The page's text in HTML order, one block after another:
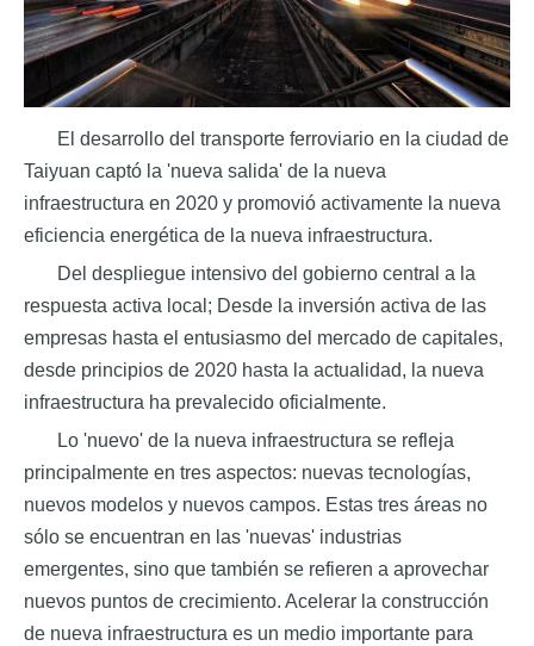
El desarrollo del transporte ferroviario en la ciudad de
Taiyuan captó la 'nueva salida' de la nueva
infraestructura en 2020 y promovió activamente la nueva
eficiencia energética de la nueva infraestructura.
Del despliegue intensivo del gobierno central a la
respuesta activa local; Desde la inversión activa de las
empresas hasta el entusiasmo del mercado de capitales,
desde principios de 2020 hasta la actualidad, la nueva
infraestructura ha prevalecido oficialmente.
Lo 'nuevo' de la nueva infraestructura se refleja
principalmente en tres aspectos: nuevas tecnologías,
nuevos modelos y nuevos campos. Estas tres áreas no
sólo se encuentran en las 'nuevas' industrias
emergentes, sino que también se refieren a aprovechar
nuevos puntos de crecimiento. Acelerar la construcción
de nueva infraestructura es un medio importante para